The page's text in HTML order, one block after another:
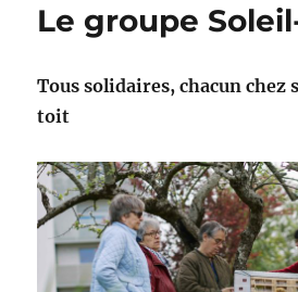
Le groupe
Tous solidaires, chacun chez
toit